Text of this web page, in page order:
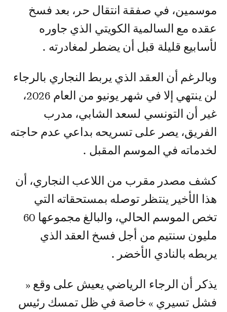
موسمين، في صفقة انتقال حر، بعد فسخ
عقده مع السالمية الكويتي الذي جاوره
لأسابيع قليلة قبل أن يضطر لمغادرته .
وبالرغم أن العقد الذي يربط النجاري بالرجاء
لن ينتهي إلا في شهر يونيو من العام 2026،
غير أن التونسي لسعد الشابي، مدرب
الفريق، يصر على تسريحه بداعي عدم حاجته
لخدماته في الموسم المقبل .
كشف مصدر مقرب من اللاعب النجاري، أن
هذا الأخير ينتظر توصله بمستحقاته التي
تخص الموسم الحالي، والبالغ مجموعها 60
مليون سنتيم من أجل فسخ العقد الذي
يربطه بالنادي الأخضر .
يذكر أن الرجاء الرياضي يعيش على وقع «
فشل تسيري » خاصة في ظل تمسك رئيس